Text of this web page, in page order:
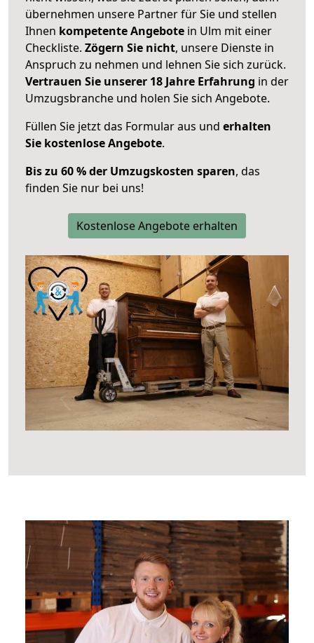
übernehmen unsere Partner für Sie und stellen
Ihnen kompetente Angebote in Ulm mit einer
Checkliste. Zögern Sie nicht, unsere Dienste in
Anspruch zu nehmen und lehnen Sie sich zurück.
Vertrauen Sie unserer 18 Jahre Erfahrung in der
Umzugsbranche und holen Sie sich Angebote.
Füllen Sie jetzt das Formular aus und erhalten
Sie kostenlose Angebote.
Bis zu 60 % der Umzugskosten sparen, das
finden Sie nur bei uns!
Kostenlose Angebote erhalten